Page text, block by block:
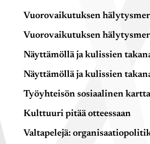
Vuorovaikutuksen
Vuorovaikutuksen
Näyttämöllä ja kulissien
Näyttämöllä ja kulissien
Työyhteisön sosiaalinen kartta
Kulttuuri pitää otteessaan
Valtapelejä: